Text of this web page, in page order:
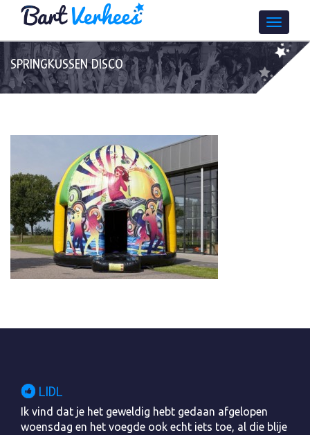
SPRINGKUSSEN DISCO
LIDL
Ik vind dat je het geweldig hebt gedaan afgelopen
woensdag en het voegde ook echt iets toe, al die blije